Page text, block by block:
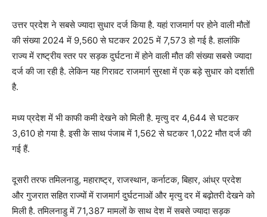
उत्तर प्रदेश ने सबसे ज्यादा सुधार दर्ज किया है. यहां राजमार्ग पर होने वाली मौतों
की संख्या 2024 में 9,560 से घटकर 2025 में 7,573 हो गई है. हालांकि
राज्य में राष्ट्रीय स्तर पर सड़क दुर्घटना में होने वाली मौत की संख्या सबसे ज्यादा
दर्ज की जा रही है. लेकिन यह गिरावट राजमार्ग सुरक्षा में एक बड़े सुधार को दर्शाती
है.
मध्य प्रदेश में भी काफी कमी देखने को मिली है. मृत्यु दर 4,644 से घटकर
3,610 हो गया है. इसी के साथ पंजाब में 1,562 से घटकर 1,022 मौत दर्ज की
गई हैं.
दूसरी तरफ तमिलनाडु, महाराष्ट्र, राजस्थान, कर्नाटक, बिहार, आंध्र प्रदेश
और गुजरात सहित राज्यों में राजमार्ग दुर्घटनाओं और मृत्यु दर में बढ़ोतरी देखने को
मिली है. तमिलनाडु में 71,387 मामलों के साथ देश में सबसे ज्यादा सड़क